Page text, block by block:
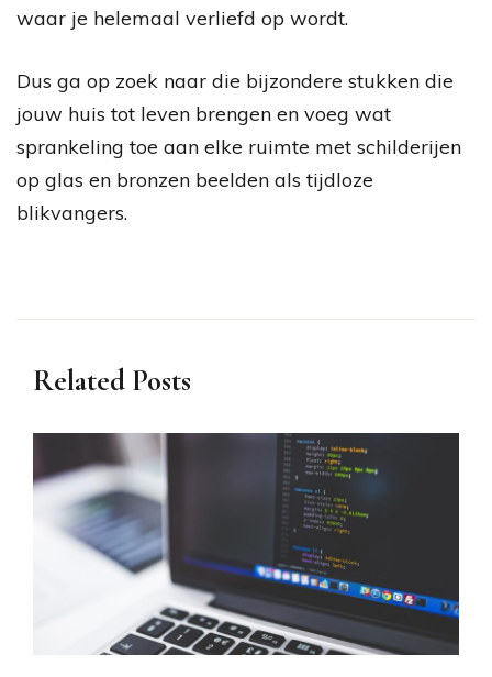
waar je helemaal verliefd op wordt.
Dus ga op zoek naar die bijzondere stukken die
jouw huis tot leven brengen en voeg wat
sprankeling toe aan elke ruimte met schilderijen
op glas en bronzen beelden als tijdloze
blikvangers.
Related Posts